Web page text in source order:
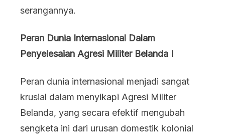
serangannya.
Peran Dunia Internasional Dalam
Penyelesaian Agresi Militer Belanda I
Peran dunia internasional menjadi sangat
krusial dalam menyikapi Agresi Militer
Belanda, yang secara efektif mengubah
sengketa ini dari urusan domestik kolonial